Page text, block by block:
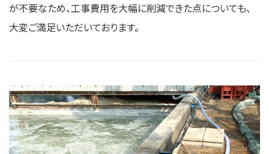
が不要なため、工事費用を大幅に削減できた点についても、
大変ご満足いただいております。